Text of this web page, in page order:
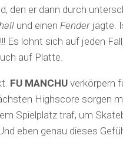
den er dann durch
und einen Fender jagte.
Es lohnt sich auf jeden
auf Platte.
FU MANCHU verkörpern
Highscore sorgen
Spielplatz traf, um
eben genau dieses